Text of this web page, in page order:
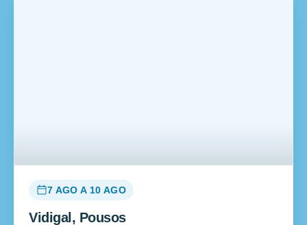
7 AGO A 10 AGO
Vidigal, Pousos